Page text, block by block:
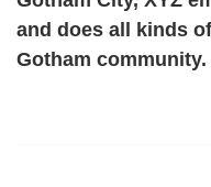
and does all kinds
Gotham community.